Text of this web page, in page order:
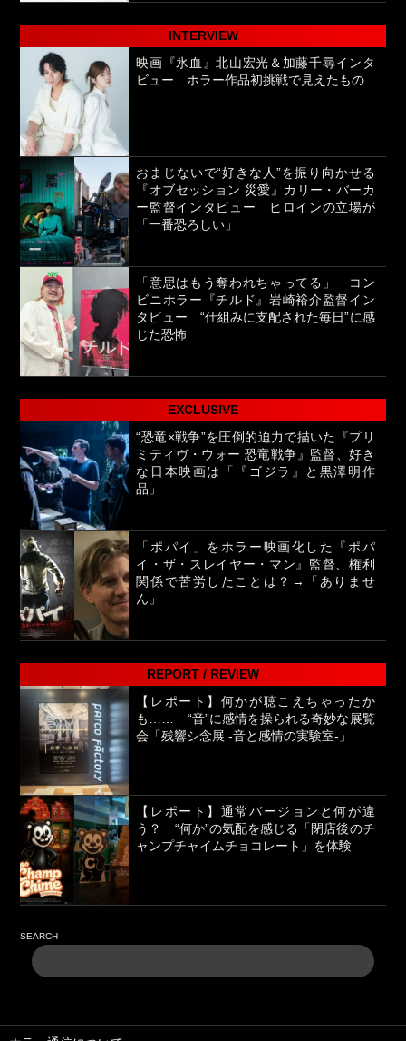
INTERVIEW
映画『氷血』北山宏光＆加藤千尋インタ
ビュー ホラー作品初挑戦で見えたもの
おまじないで“好きな人”を振り向かせる
『オブセッション 災愛』カリー・バーカ
ー監督インタビュー ヒロインの立場が
「一番恐ろしい」
「意思はもう奪われちゃってる」 コン
ビニホラー『チルド』岩崎裕介監督イン
タビュー “仕組みに支配された毎日”に感
じた恐怖
EXCLUSIVE
“恐竜×戦争”を圧倒的迫力で描いた『プリ
ミティヴ・ウォー 恐竜戦争』監督、好き
な日本映画は「『ゴジラ』と黒澤明作
品」
「ポパイ」をホラー映画化した『ポパ
イ・ザ・スレイヤー・マン』監督、権利
関係で苦労したことは？→「ありませ
ん」
REPORT / REVIEW
【レポート】何かが聴こえちゃったか
も…… “音”に感情を操られる奇妙な展覧
会「残響シ念展 -⾳と感情の実験室-」
【レポート】通常バージョンと何が違
う？ “何か”の気配を感じる「閉店後のチ
ャンプチャイムチョコレート」を体験
SEARCH